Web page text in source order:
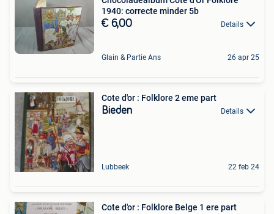
1940: correcte minder 5b
€ 6,00 Details
Glain & Partie Ans 26 apr 25
Cote d'or : Folklore 2 eme part
Bieden Details
Lubbeek 22 feb 24
Cote d'or : Folklore Belge 1 ere part